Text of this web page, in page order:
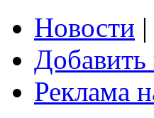
Новости |
Добавить
Реклама